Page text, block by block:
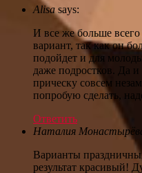
Alisa says:
И все же больше
вариант, так как он
подойдет и для
даже подростков. Да и
прическу совсем
попробую сделать,
Ответить
Наталия
Варианты
результат красивый!